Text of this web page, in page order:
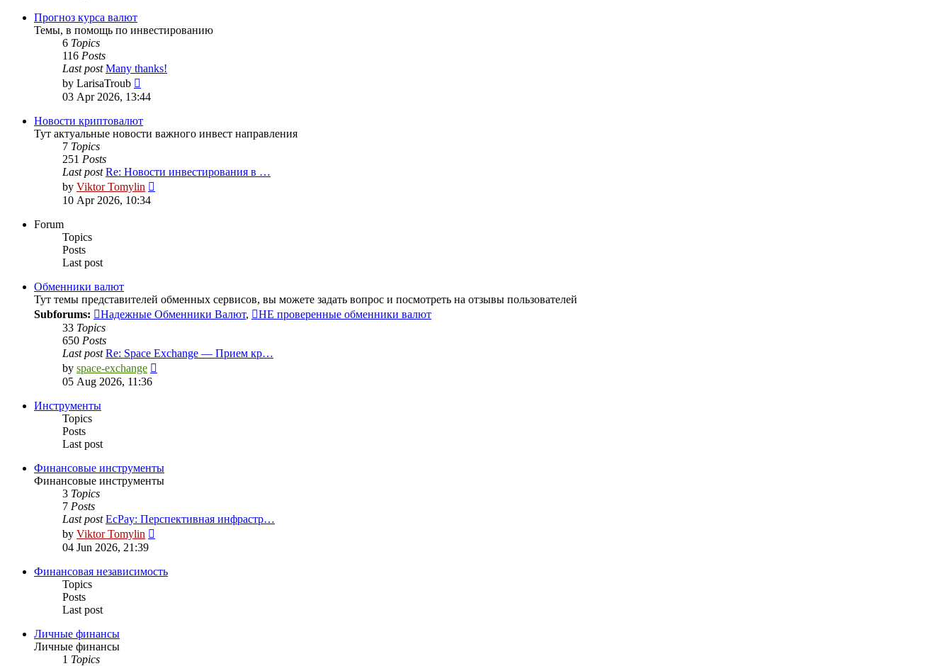
Прогноз курса валют
Темы, в помощь по инвестированию
6 Topics
116 Posts
Last post Many thanks!
by LarisaTroub
the
post
03 Apr 2026, 13:44
Новости криптовалют
Тут актуальные новости важного инвест направления
7 Topics
251 Posts
Last post Re: Новости инвестирования в …
by Viktor Tomylin
10 Apr 2026, 10:34
Forum
Topics
Posts
Last post
Обменники валют
Тут темы представителей обменных сервисов, вы можете задать вопрос и посмотреть на отзывы пользователей
Subforums:
Надежные Обменники Валют,
НЕ проверенные обменники валют
33 Topics
650 Posts
Last post Re: Space Exchange — Прием кр…
by space-exchange
05 Aug 2026, 11:36
Инструменты
Topics
Posts
Last post
Финансовые инструменты
Финансовые инструменты
3 Topics
7 Posts
Last post EcPay: Перспективная инфрастр…
by Viktor Tomylin
post
04 Jun 2026, 21:39
Финансовая независимость
Topics
Posts
Last post
Личные финансы
Личные финансы
1 Topics